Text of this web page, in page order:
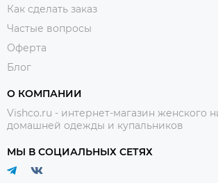
Как сделать заказ
Частые вопросы
Оферта
Блог
О КОМПАНИИ
Vishco.ru - интернет-магазин женского
домашней одежды и купальников
МЫ В СОЦИАЛЬНЫХ СЕТЯХ